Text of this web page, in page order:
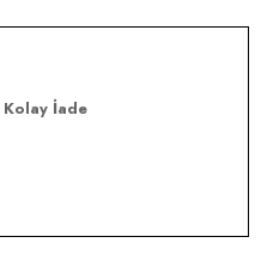
Kolay İade